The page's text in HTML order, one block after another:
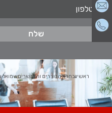
ראשינבחרת הבוררים והמגשריםשמואל